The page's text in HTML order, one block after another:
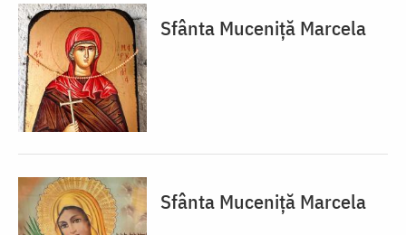
Sfânta Muceniță Marcela
Sfânta Muceniță Marcela